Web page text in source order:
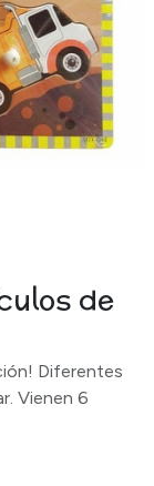
de
Diferentes
Vienen 6